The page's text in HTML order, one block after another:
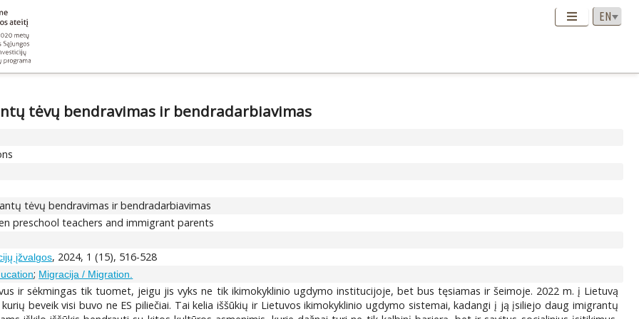
tėvų bendravimas ir bendradarbiavimas
tėvų bendravimas ir bendradarbiavimas
preschool teachers and immigrant parents
įžvalgos, 2024, 1 (15), 516-528
; Migracija / Migration.
ir sėkmingas tik tuomet, jeigu jis vyks ne tik ikimokyklinio ugdymo institucijoje, bet bus tęsiamas ir šeimoje. 2022 m. į Lietuvą
beveik visi buvo ne ES piliečiai. Tai kelia iššūkių ir Lietuvos ikimokyklinio ugdymo sistemai, kadangi į ją įsiliejo daug imigrantų